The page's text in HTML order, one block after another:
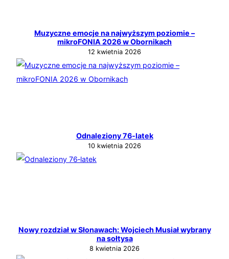
Muzyczne emocje na najwyższym poziomie –
mikroFONIA 2026 w Obornikach
12 kwietnia 2026
Odnaleziony 76‑latek
10 kwietnia 2026
Nowy rozdział w Słonawach: Wojciech Musiał wybrany
na sołtysa
8 kwietnia 2026